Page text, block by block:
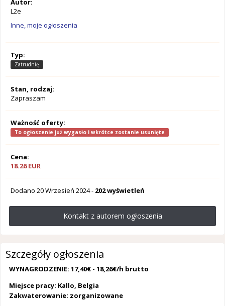
Autor:
L2e
Inne, moje ogłoszenia
Typ:
Zatrudnię
Stan, rodzaj:
Zapraszam
Ważność oferty:
To ogłoszenie już wygasło i wkrótce zostanie usunięte
Cena:
18.26 EUR
Dodano 20 Wrzesień 2024- 202 wyświetleń
Kontakt z autorem ogłoszenia
Szczegóły ogłoszenia
WYNAGRODZENIE: 17,40€ - 18,26€/h brutto
Miejsce pracy: Kallo, Belgia
Zakwaterowanie: zorganizowane